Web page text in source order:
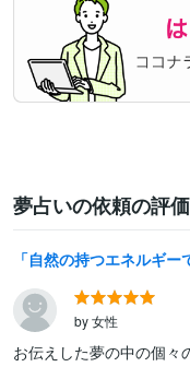
夢占いの依頼の評
by 女性
お伝えした夢の中の個々